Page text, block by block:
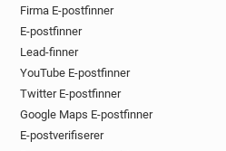
Firma E-postfinner
E-postfinner
Lead-finner
YouTube E-postfinner
Twitter E-postfinner
Google Maps E-postfinner
E-postverifiserer